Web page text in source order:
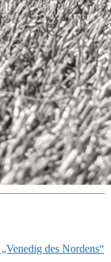
des Nordens“